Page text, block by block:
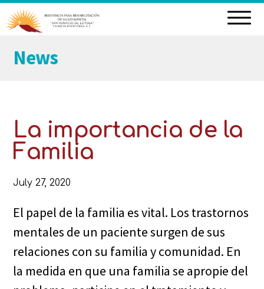
News
La importancia de la
Familia
July 27, 2020
El papel de la familia es vital. Los trastornos
mentales de un paciente surgen de sus
relaciones con su familia y comunidad. En
la medida en que una familia se apropie del